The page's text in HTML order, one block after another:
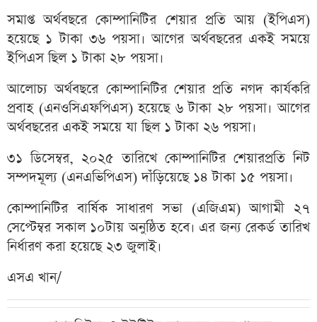
সমাপ্ত অর্থবছরে কোম্পানিটির শেয়ার প্রতি আয় (ইপিএস)
হয়েছে ১ টাকা ৩৬ পয়সা। আগের অর্থবছরের একই সময়ে
ইপিএস ছিল ১ টাকা ২৮ পয়সা।
আলোচ্য অর্থবছরে কোম্পানিটির শেয়ার প্রতি নগদ কার্যকরি
প্রবাহ (এনওসিএফপিএস) হয়েছে ৬ টাকা ২৮ পয়সা। আগের
অর্থবছরের একই সময়ে যা ছিল ১ টাকা ২৬ পয়সা।
৩১ ডিসেম্বর, ২০২৫ তারিখে কোম্পানিটির শেয়ারপ্রতি নিট
সম্পদমূল্য (এনএভিপিএস) দাঁড়িয়েছে ১৪ টাকা ১৫ পয়সা।
কোম্পানিটির বার্ষিক সাধারণ সভা (এজিএম) আগামী ২৭
সেপ্টেম্বর সকাল ১০টায় অনুষ্ঠিত হবে। এর জন্য রেকর্ড তারিখ
নির্ধারণ করা হয়েছে ২৩ জুলাই।
এসএ খান/